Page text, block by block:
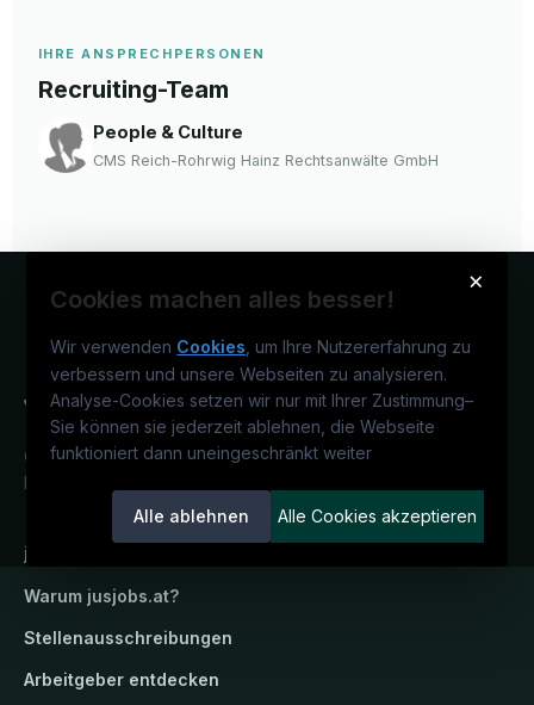
IHRE ANSPRECHPERSONEN
Recruiting-Team
People & Culture
CMS Reich-Rohrwig Hainz Rechtsanwälte GmbH
×
Cookies machen alles besser!
Wir verwenden Cookies , um Ihre Nutzererfahrung zu
verbessern und unsere Webseiten zu analysieren.
Analyse-Cookies setzen wir nur mit Ihrer Zustimmung–
Sie können sie jederzeit ablehnen, die Webseite
funktioniert dann uneingeschränkt weiter
Alle ablehnen Alle Cookies akzeptieren
Österreichs juristisches Karriereportal.
Ein Service der candidatis GmbH.
jusjobs.at
Warum jusjobs.at?
Stellenausschreibungen
Arbeitgeber entdecken